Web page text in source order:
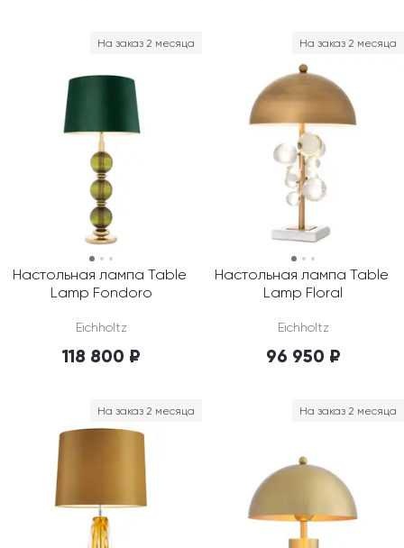
Настольная лампа Table
Lamp Fondoro
Eichholtz
118 800 ₽
На заказ 2 месяца
Настольная лампа Table
Lamp Floral
Eichholtz
96 950 ₽
На заказ 2 месяца
На заказ 2 месяца На заказ 2 месяца